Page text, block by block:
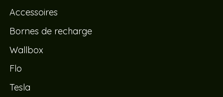
Accessoires
Bornes de recharge
Wallbox
Flo
Tesla